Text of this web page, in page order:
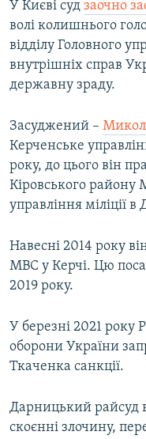
Усі сайти RFE/RL
У Києві суд заочно
волі колишнього
відділу Головного
внутрішніх справ
державну зраду.
Засуджений –
Керченське
року, до цього він
Кіровського району
управління міліції в
Навесні 2014 року
МВС у Керчі. Цю
2019 року.
У березні 2021 року
оборони України
Ткаченка санкції.
Дарницький райсуд
скоєнні злочину,